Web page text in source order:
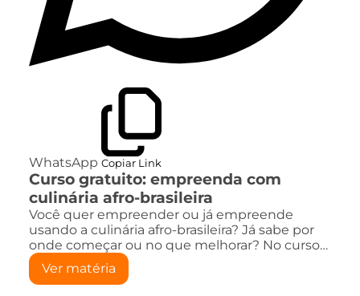
WhatsApp Copiar Link
Curso gratuito: empreenda com
culinária afro-brasileira
Você quer empreender ou já empreende
usando a culinária afro-brasileira? Já sabe por
onde começar ou no que melhorar? No curso…
Ver matéria